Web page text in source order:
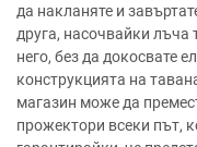
да накланяте и
друга, насочвайки лъча
него, без да докосвате
конструкцията на
магазин може да
прожектори всеки път,